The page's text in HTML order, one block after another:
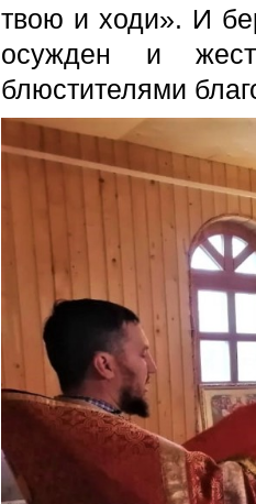
твою и ходи». И
осужден и
блюстителями